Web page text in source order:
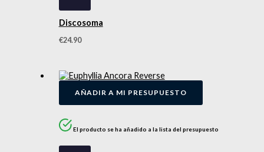
Discosoma
€24.90
AÑADIR A MI PRESUPUESTO
El producto se ha añadido a la lista del presupuesto